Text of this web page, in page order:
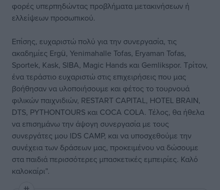
φορές υπερπηδώντας προβλήματα μετακινήσεων ή
ελλείψεων προσωπικού.
Επίσης, ευχαριστώ πολύ για την συνεργασία, τις
ακαδημίες Ergü, Yenimahalle Tofas, Eryaman Tofas,
Sportek, Kask, SIBA, Magic Hands και Gemlikspor. Τρίτον,
ένα τεράστιο ευχαριστώ στις επιχειρήσεις που μας
βοήθησαν να υλοποιήσουμε και φέτος το τουρνουά
φιλικών παιχνιδιών, RESTART CAPITAL, HOTEL BRAIN,
DTS, PYTHONTOURS και COCA COLA. Τέλος, θα ήθελα
να επισημάνω την άψογη συνεργασία με τους
συνεργάτες μου IDS CAMP, και να υποσχεθούμε την
συνέχεια των δράσεων μας, προκειμένου να δώσουμε
στα παιδιά περισσότερες μπασκετικές εμπειρίες. Καλό
καλοκαίρι”.